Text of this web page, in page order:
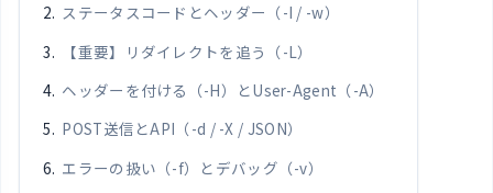
ステータスコードとヘッダー（-I / -w）
【重要】リダイレクトを追う（-L）
ヘッダーを付ける（-H）とUser-Agent（-A）
POST送信とAPI（-d / -X / JSON）
エラーの扱い（-f）とデバッグ（-v）